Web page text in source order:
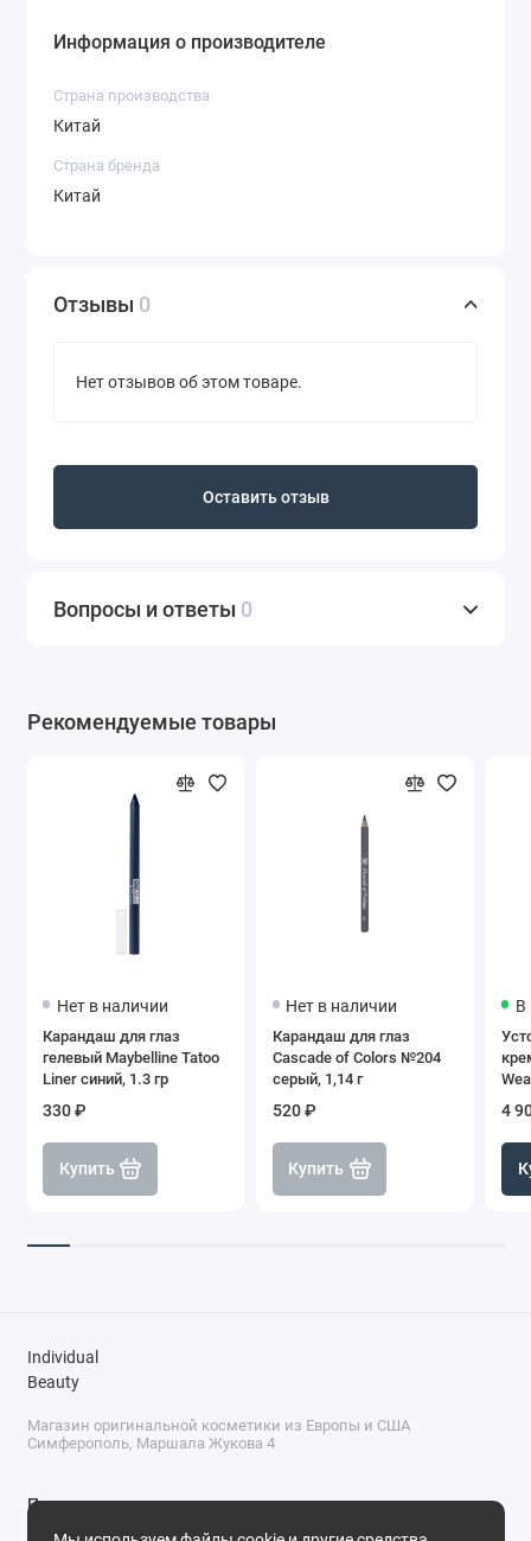
Информация о производителе
Страна производства
Китай
Страна бренда
Китай
Отзывы 0
Нет отзывов об этом товаре.
Оставить отзыв
Вопросы и ответы 0
Рекомендуемые товары
Нет в наличии
Карандаш для глаз
гелевый Maybelline Tatoo
Liner синий, 1.3 гр
330 ₽
Купить
Нет в наличии
Карандаш для глаз
Cascade of Colors №204
серый, 1,14 г
520 ₽
Купить
В
4
Individual
Beauty
Магазин оригинальной косметики из Европы и США
Симферополь, Маршала Жукова 4
Поддержка